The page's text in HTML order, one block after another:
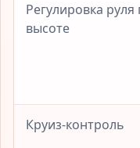
Регулировка руля
высоте
Круиз-контроль